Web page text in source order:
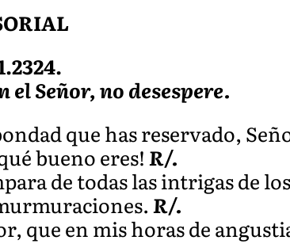
el Señor, no desespere.
que has reservado,
bueno eres!R/.
de todas las intrigas de
R/.
que en mis horas de